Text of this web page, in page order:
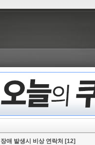
장애 발생시 비상 연락처 [12]